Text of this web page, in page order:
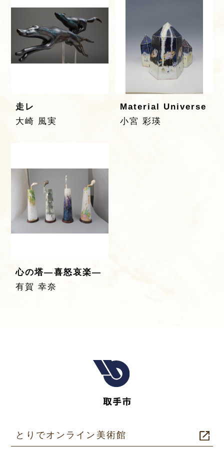
走レ
大崎 風実
Material Universe
小宮 彩瑛
心の塔―喜怒哀楽―
有賀 幸奈
とりでオンライン美術館